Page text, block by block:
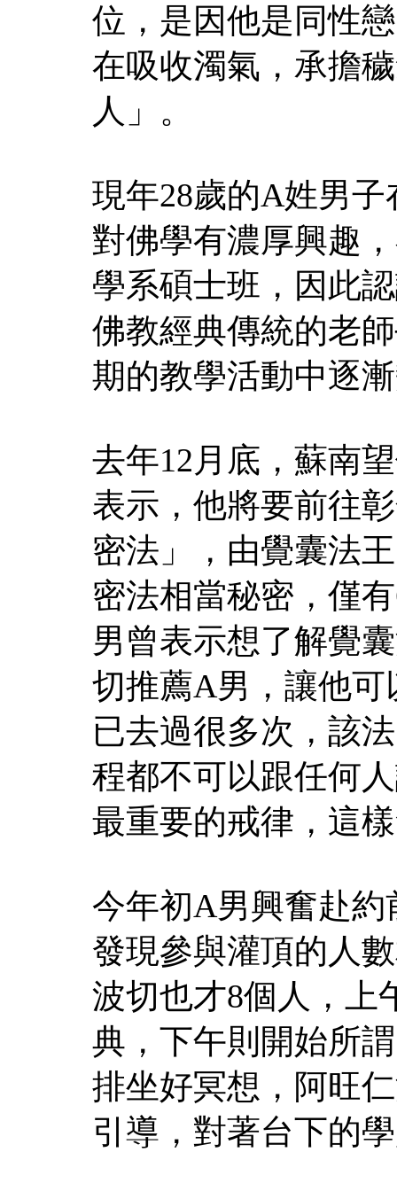
位，是因他是同性
在吸收濁氣，承擔
人」。
現年28歲的A姓男
對佛學有濃厚興趣
學系碩士班，因此
佛教經典傳統的老
期的教學活動中逐
去年12月底，蘇南
表示，他將要前往
密法」，由覺囊法
密法相當秘密，僅
男曾表示想了解覺
切推薦A男，讓他
已去過很多次，該
程都不可以跟任何
最重要的戒律，這
今年初A男興奮赴
發現參與灌頂的人
波切也才8個人，上
典，下午則開始所
排坐好冥想，阿旺
引導，對著台下的